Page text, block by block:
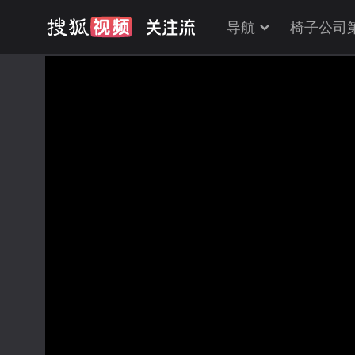
导航 椅子公司